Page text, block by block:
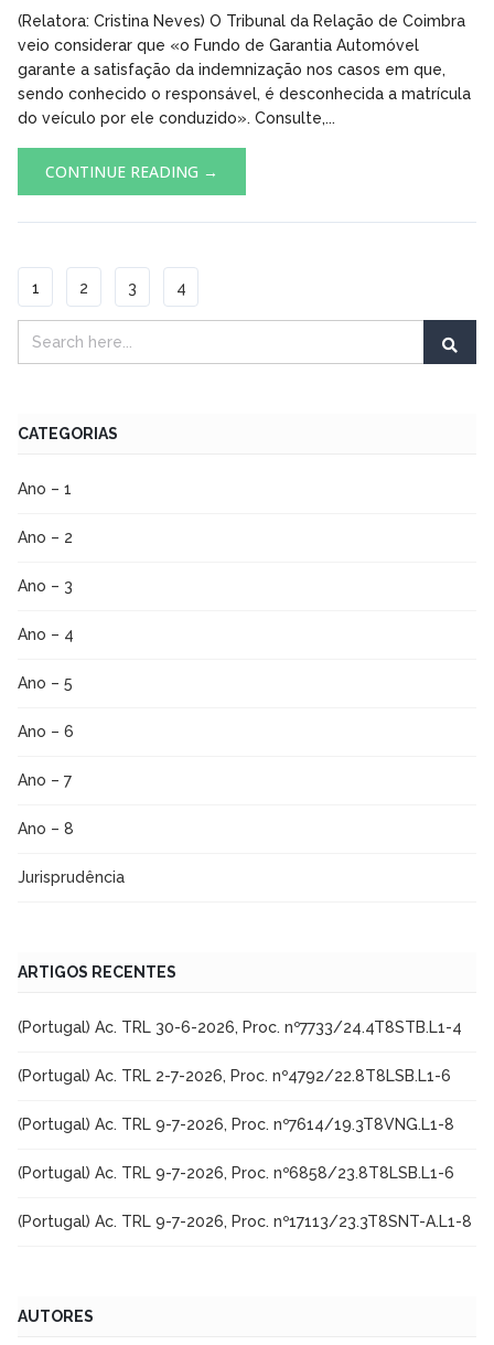
(Relatora: Cristina Neves) O Tribunal da Relação de Coimbra
veio considerar que «o Fundo de Garantia Automóvel
garante a satisfação da indemnização nos casos em que,
sendo conhecido o responsável, é desconhecida a matrícula
do veículo por ele conduzido». Consulte,...
CONTINUE READING →
1 2 3 4
CATEGORIAS
Ano – 1
Ano – 2
Ano – 3
Ano – 4
Ano – 5
Ano – 6
Ano – 7
Ano – 8
Jurisprudência
ARTIGOS RECENTES
(Portugal) Ac. TRL 30-6-2026, Proc. nº7733/24.4T8STB.L1-4
(Portugal) Ac. TRL 2-7-2026, Proc. nº4792/22.8T8LSB.L1-6
(Portugal) Ac. TRL 9-7-2026, Proc. nº7614/19.3T8VNG.L1-8
(Portugal) Ac. TRL 9-7-2026, Proc. nº6858/23.8T8LSB.L1-6
(Portugal) Ac. TRL 9-7-2026, Proc. nº17113/23.3T8SNT-A.L1-8
AUTORES